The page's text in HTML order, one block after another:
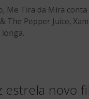
Me Tira da Mira
The Pepper Juice,
estrela novo